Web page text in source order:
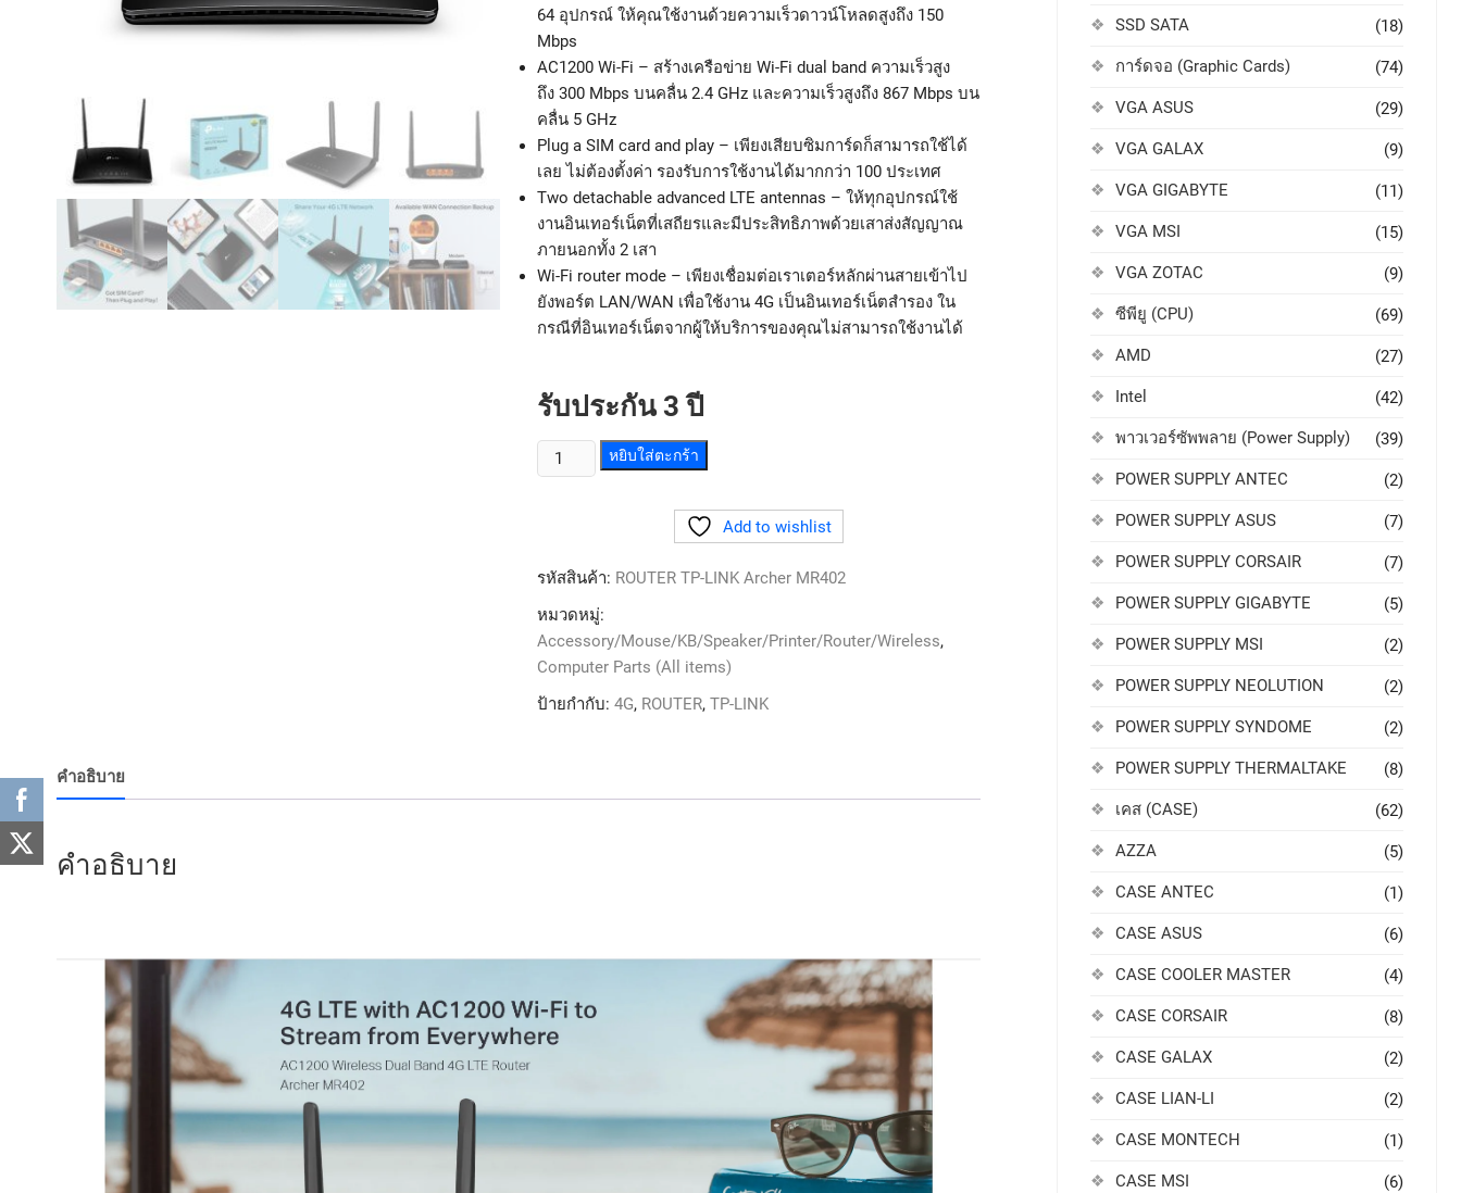
64 อุปกรณ์ ให้คุณใช้งานด้วยความเร็วดาวน์โหลดสูงถึง 150
Mbps
AC1200 Wi-Fi – สร้างเครือข่าย Wi-Fi dual band ความเร็วสูง
ถึง 300 Mbps บนคลื่น 2.4 GHz และความเร็วสูงถึง 867 Mbps บน
คลื่น 5 GHz
Plug a SIM card and play – เพียงเสียบซิมการ์ดก็สามารถใช้ได้
เลย ไม่ต้องตั้งค่า รองรับการใช้งานได้มากกว่า 100 ประเทศ
Two detachable advanced LTE antennas – ให้ทุกอุปกรณ์ใช้
งานอินเทอร์เน็ตที่เสถียรและมีประสิทธิภาพด้วยเสาส่งสัญญาณ
ภายนอกทั้ง 2 เสา
Wi-Fi router mode – เพียงเชื่อมต่อเราเตอร์หลักผ่านสายเข้าไป
ยังพอร์ต LAN/WAN เพื่อใช้งาน 4G เป็นอินเทอร์เน็ตสำรอง ใน
กรณีที่อินเทอร์เน็ตจากผู้ให้บริการของคุณไม่สามารถใช้งานได้
รับประกัน 3 ปี
หยิบใส่ตะกร้า
Add to wishlist
รหัสสินค้า: ROUTER TP-LINK Archer MR402
หมวดหมู่:
Accessory/Mouse/KB/Speaker/Printer/Router/Wireless,
Computer Parts (All items)
ป้ายกำกับ: 4G, ROUTER, TP-LINK
คำอธิบาย
คำอธิบาย
SSD SATA (18)
การ์ดจอ (Graphic Cards) (74)
VGA ASUS (29)
VGA GALAX (9)
VGA GIGABYTE (11)
VGA MSI (15)
VGA ZOTAC (9)
ซีพียู (CPU) (69)
AMD (27)
Intel (42)
พาวเวอร์ซัพพลาย (Power Supply) (39)
POWER SUPPLY ANTEC (2)
POWER SUPPLY ASUS (7)
POWER SUPPLY CORSAIR (7)
POWER SUPPLY GIGABYTE (5)
POWER SUPPLY MSI (2)
POWER SUPPLY NEOLUTION (2)
POWER SUPPLY SYNDOME (2)
POWER SUPPLY THERMALTAKE (8)
เคส (CASE) (62)
AZZA (5)
CASE ANTEC (1)
CASE ASUS (6)
CASE COOLER MASTER (4)
CASE CORSAIR (8)
CASE GALAX (2)
CASE LIAN-LI (2)
CASE MONTECH (1)
CASE MSI (6)